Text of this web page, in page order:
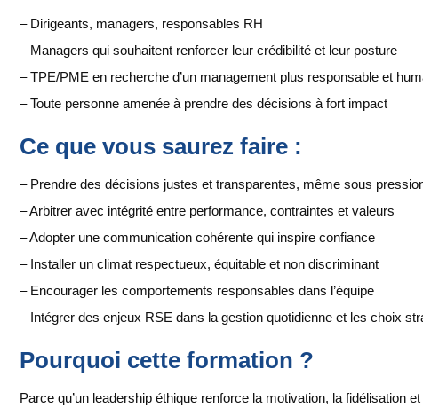
– Dirigeants, managers, responsables RH
– Managers qui souhaitent renforcer leur crédibilité et leur posture
– TPE/PME en recherche d’un management plus responsable et
– Toute personne amenée à prendre des décisions à fort impact
Ce que vous saurez faire :
– Prendre des décisions justes et transparentes, même sous
– Arbitrer avec intégrité entre performance, contraintes et valeurs
– Adopter une communication cohérente qui inspire confiance
– Installer un climat respectueux, équitable et non discriminant
– Encourager les comportements responsables dans l’équipe
– Intégrer des enjeux RSE dans la gestion quotidienne et les choix
Pourquoi cette formation ?
Parce qu’un leadership éthique renforce la motivation, la fidélisation